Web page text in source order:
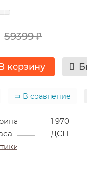
59399 ₽
В корзину
В сравнение
1 970
ДСП